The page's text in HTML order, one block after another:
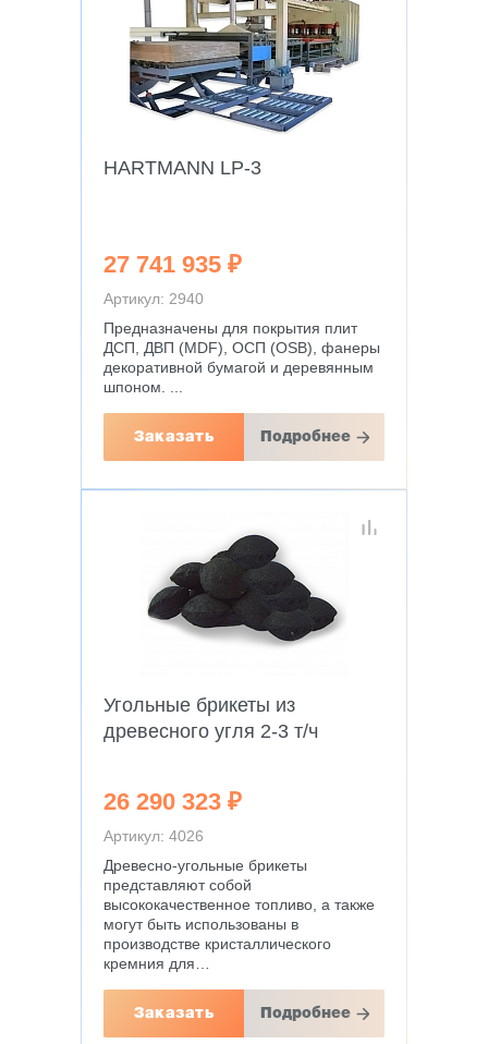
HARTMANN LP-3
27 741 935 ₽
Артикул: 2940
Предназначены для покрытия плит
ДСП, ДВП (MDF), ОСП (OSB), фанеры
декоративной бумагой и деревянным
шпоном. ...
Заказать Подробнее
Угольные брикеты из
древесного угля 2-3 т/ч
26 290 323 ₽
Артикул: 4026
Древесно-угольные брикеты
представляют собой
высококачественное топливо, а также
могут быть использованы в
производстве кристаллического
кремния для…
Заказать Подробнее